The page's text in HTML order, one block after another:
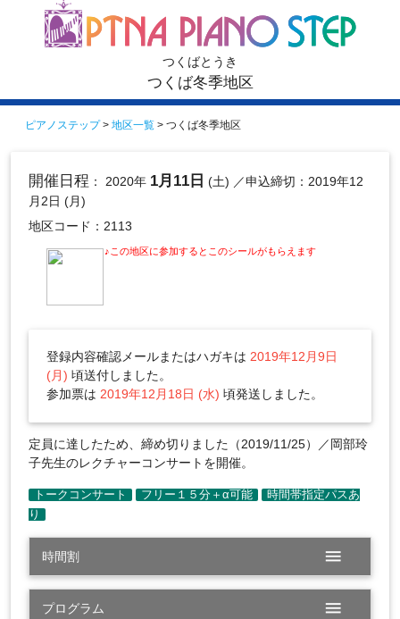
つくばとうき
つくば冬季地区
ピアノステップ> 地区一覧 > つくば冬季地区
開催日程 ： 2020年 1月11日 (土) ／申込締切：2019年12
月2日 (月)
地区コード：2113
♪この地区に参加するとこのシールがもらえます
登録内容確認メールまたはハガキは 2019年12月9日
(月) 頃送付しました。
参加票は 2019年12月18日 (水) 頃発送しました。
定員に達したため、締め切りました（2019/11/25）／岡部玲
子先生のレクチャーコンサートを開催。
時間割 menu
プログラム menu